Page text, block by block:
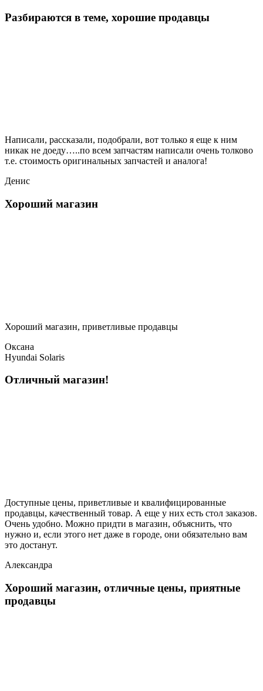
Разбираются в теме, хорошие продавцы
Написали, рассказали, подобрали, вот только я еще к ним
никак не доеду…..по всем запчастям написали очень толково
т.е. стоимость оригинальных запчастей и аналога!
Денис
Хороший магазин
Хороший магазин, приветливые продавцы
Оксана
Hyundai Solaris
Отличный магазин!
Доступные цены, приветливые и квалифицированные
продавцы, качественный товар. А еще у них есть стол заказов.
Очень удобно. Можно придти в магазин, объяснить, что
нужно и, если этого нет даже в городе, они обязательно вам
это достанут.
Александра
Хороший магазин, отличные цены, приятные
продавцы